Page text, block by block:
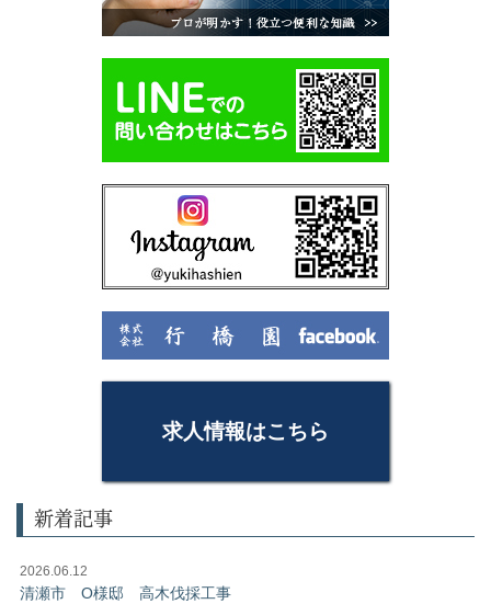
求人情報はこちら
新着記事
2026.06.12
清瀬市 O様邸 高木伐採工事